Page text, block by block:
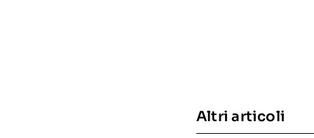
Altri articoli